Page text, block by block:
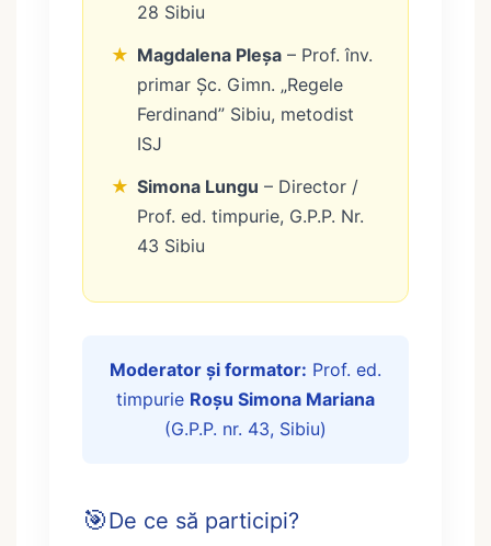
28 Sibiu
★ Magdalena Pleșa – Prof. înv.
primar Șc. Gimn. „Regele
Ferdinand” Sibiu, metodist
ISJ
★ Simona Lungu – Director /
Prof. ed. timpurie, G.P.P. Nr.
43 Sibiu
Moderator și formator: Prof. ed.
timpurie Roșu Simona Mariana
(G.P.P. nr. 43, Sibiu)
🎯De ce să participi?